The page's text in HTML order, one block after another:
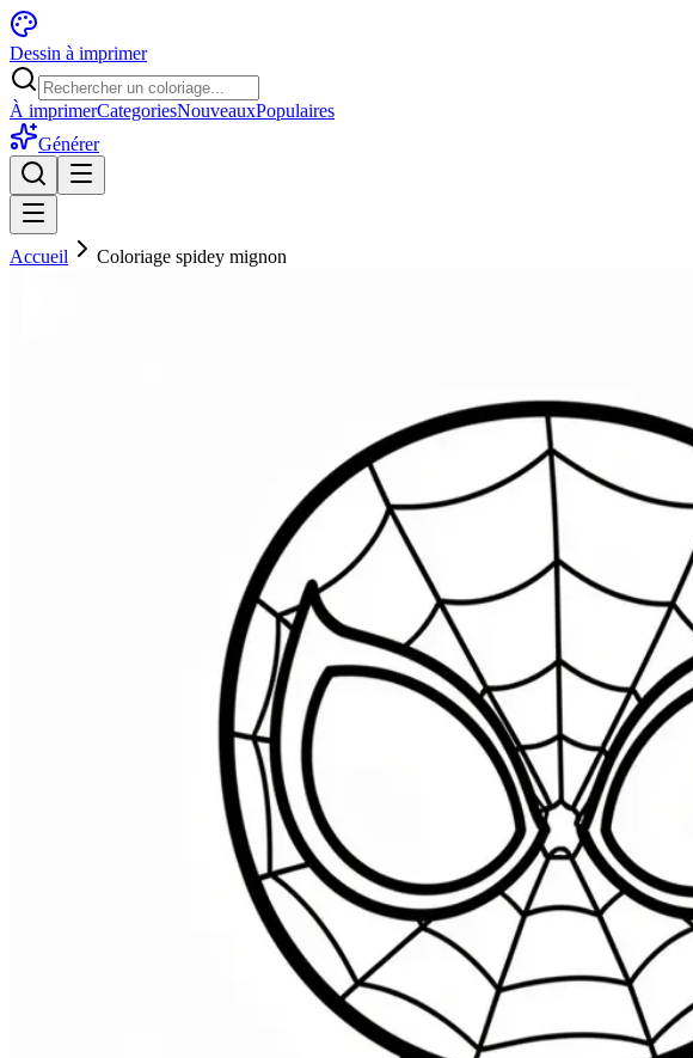
Dessin à imprimer
À imprimerCategoriesNouveauxPopulaires
Générer
Accueil Coloriage spidey mignon